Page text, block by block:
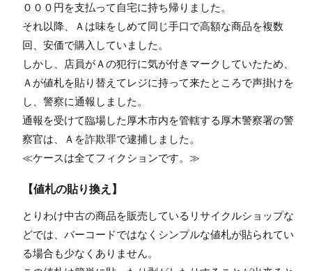
０００円を支払って自宅に持ち帰りました。
それ以降、Ａは味をしめて同じ手口で高額な商品を複数
回、安価で購入していました。
しかし、店員がＡの犯行に気が付きマークしていたため、
Ａが値札を貼り替えてレジに持って来たところで声掛けを
し、警察に通報しました。
通報を受けて臨場した厚木市内を管轄する厚木警察署の警
察官は、Ａを詐欺罪で逮捕しました。
≪ケースは全てフィクションです。≫
【値札の貼り換え】
とりわけ中古の商品を販売しているリサイクルショップな
どでは、バーコードではなくシンプルな値札が貼られてい
る場合も少なくありません。